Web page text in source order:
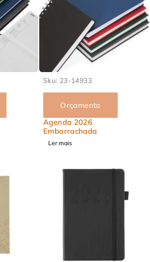
Sku: 23-14933
Orçamento
Agenda 2026
Emborrachada
Ler mais